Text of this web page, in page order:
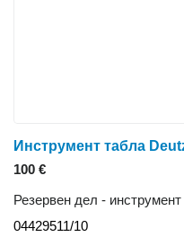
100 €
Резервен дел -
04429511/10